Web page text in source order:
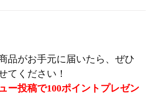
品がお手元に届いたら、ぜひ
てください！
ー投稿で100ポイントプレゼン